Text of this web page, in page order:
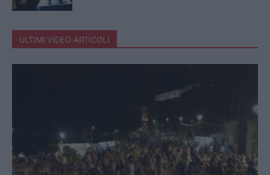
ULTIMI VIDEO-ARTICOLI